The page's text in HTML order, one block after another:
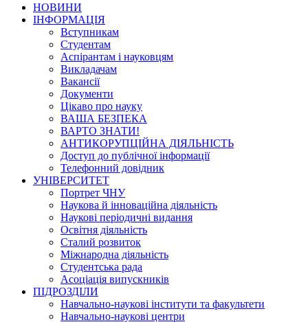
НОВИНИ
ІНФОРМАЦІЯ
Вступникам
Студентам
Аспірантам і науковцям
Викладачам
Вакансії
Документи
Цікаво про науку
ВАША БЕЗПЕКА
ВАРТО ЗНАТИ!
АНТИКОРУПЦІЙНА ДІЯЛЬНІСТЬ
Доступ до публічної інформації
Телефонний довідник
УНІВЕРСИТЕТ
Портрет ЧНУ
Наукова й інноваційна діяльність
Наукові періодичні видання
Освітня діяльність
Сталий розвиток
Міжнародна діяльність
Студентська рада
Асоціація випускників
ПІДРОЗДІЛИ
Навчально-наукові інститути та факультети
Навчально-наукові центри